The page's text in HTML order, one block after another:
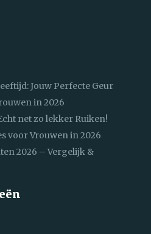
Jouw Perfecte Geur
in 2026
net zo lekker Ruiken!
voor Vrouwen in 2026
2026 – Vergelijk &